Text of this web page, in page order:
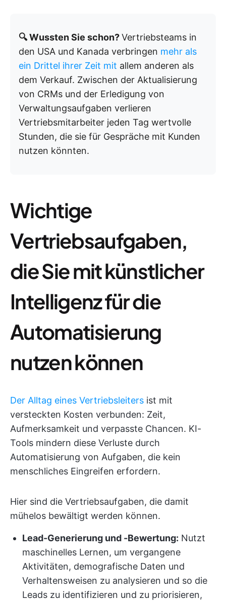
🔍 Wussten Sie schon?Vertriebsteams in
den USA und Kanada verbringen mehr als
ein Drittel ihrer Zeit mit allem anderen als
dem Verkauf. Zwischen der Aktualisierung
von CRMs und der Erledigung von
Verwaltungsaufgaben verlieren
Vertriebsmitarbeiter jeden Tag wertvolle
Stunden, die sie für Gespräche mit Kunden
nutzen könnten.
Wichtige
Vertriebsaufgaben,
die Sie mit künstlicher
Intelligenz für die
Automatisierung
nutzen können
Der Alltag eines Vertriebsleiters ist mit
versteckten Kosten verbunden: Zeit,
Aufmerksamkeit und verpasste Chancen. KI-
Tools mindern diese Verluste durch
Automatisierung von Aufgaben, die kein
menschliches Eingreifen erfordern.
Hier sind die Vertriebsaufgaben, die damit
mühelos bewältigt werden können.
Lead-Generierung und -Bewertung: Nutzt
maschinelles Lernen, um vergangene
Aktivitäten, demografische Daten und
Verhaltensweisen zu analysieren und so die
Leads zu identifizieren und zu priorisieren,